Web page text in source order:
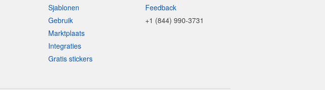
Sjablonen
Gebruik
Marktplaats
Integraties
Gratis stickers
Feedback
+1 (844) 990-3731